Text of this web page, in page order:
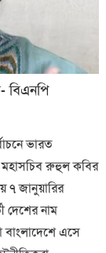
বিএনপি
ভারত
মহাসচিব রুহুল কবির
৭ জানুয়ারির
দেশের নাম
বাংলাদেশে এসে